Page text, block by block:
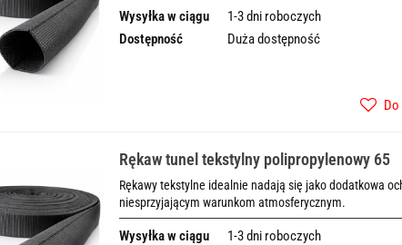
Wysyłka w ciągu
1-3 dni roboczych
Dostępność
Duża dostępność
Rękaw tunel tekstylny polipropylenowy 65
Rękawy tekstylne idealnie nadają się jako dodatkowa
niesprzyjającym warunkom atmosferycznym.
Wysyłka w ciągu
1-3 dni roboczych